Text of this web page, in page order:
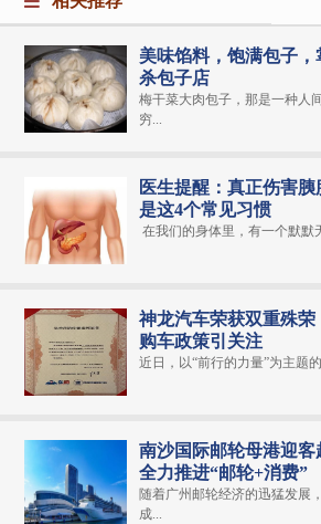
美味馅料，饱满包子
杀包子店
梅干菜大肉包子，那是一种人
穷...
医生提醒：真正伤害
是这4个常见习惯
在我们的身体里，有一个默默
神龙汽车荣获双重殊
购车政策引关注
近日，以“前行的力量”为主题
南沙国际邮轮母港迎客
全力推进“邮轮+消费”
随着广州邮轮经济的迅猛发展
成...